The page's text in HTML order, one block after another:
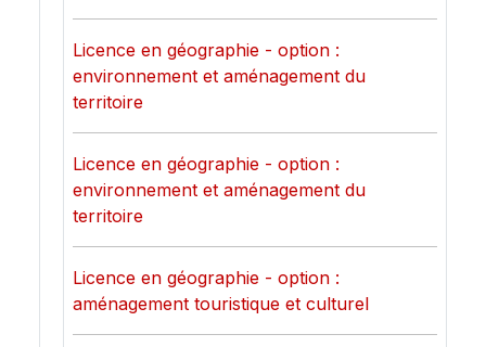
Licence en géographie - option :
environnement et aménagement du
territoire
Licence en géographie - option :
environnement et aménagement du
territoire
Licence en géographie - option :
aménagement touristique et culturel